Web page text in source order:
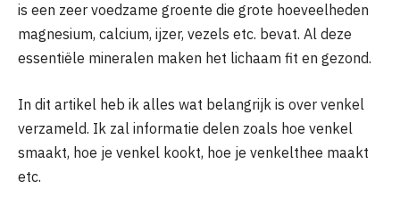
is een zeer voedzame groente die grote hoeveelheden
magnesium, calcium, ijzer, vezels etc. bevat. Al deze
essentiële mineralen maken het lichaam fit en gezond.
In dit artikel heb ik alles wat belangrijk is over venkel
verzameld. Ik zal informatie delen zoals hoe venkel
smaakt, hoe je venkel kookt, hoe je venkelthee maakt
etc.